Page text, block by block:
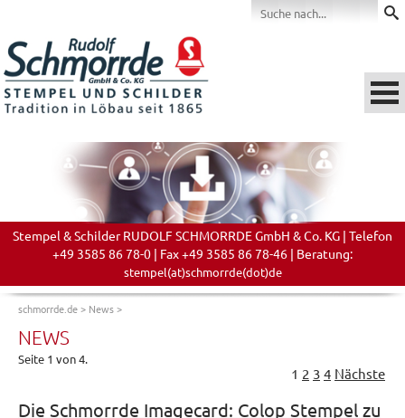
Stempel & Schilder RUDOLF SCHMORRDE GmbH & Co. KG | Telefon
+49 3585 86 78-0 | Fax +49 3585 86 78-46 | Beratung:
stempel(at)schmorrde(dot)de
schmorrde.de> News>
NEWS
Seite 1 von 4.
1 2 3 4 Nächste
Die Schmorrde Imagecard: Colop Stempel zu